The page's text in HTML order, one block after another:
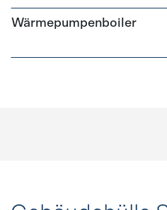
Wärmepumpenboiler